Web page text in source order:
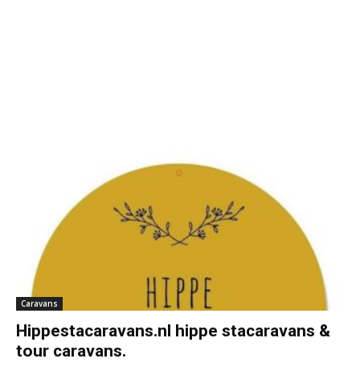
Caravans
Hippestacaravans.nl hippe stacaravans &
tour caravans.